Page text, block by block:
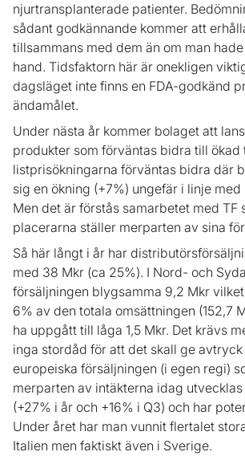
njurtransplanterade patienter.
sådant godkännande kommer att
tillsammans med dem än om man
hand. Tidsfaktorn här är onekligen
dagsläget inte finns en FDA-godkänd
ändamålet.
Under nästa år kommer bolaget att
produkter som förväntas bidra till ökad
listprisökningarna förväntas bidra där
sig en ökning (+7%) ungefär i linje
Men det är förstås samarbetet med TF
placerarna ställer merparten av sina
Så här långt i år har
med 38 Mkr (ca 25%). I Nord- och
försäljningen blygsamma 9,2 Mkr
6% av den totala omsättningen (152,7
ha uppgått till låga 1,5 Mkr. Det krävs
inga stordåd för att det skall ge avtryck
europeiska försäljningen (i egen regi)
merparten av intäkterna idag
(+27% i år och +16% i Q3) och har
Under året har man vunnit flertalet
Italien men faktiskt även i Sverige.